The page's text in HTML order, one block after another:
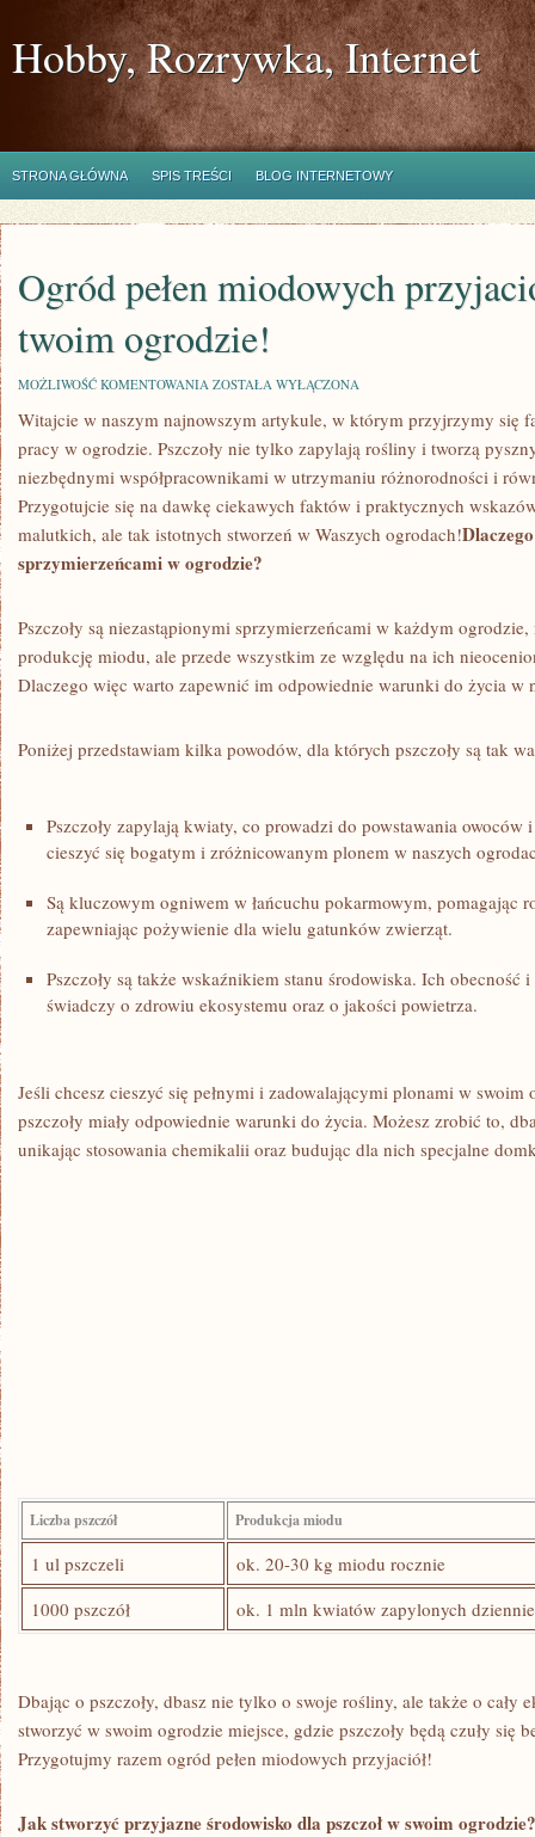
Hobby, Rozrywka, Internet
STRONA GŁÓWNA SPIS TREŚCI BLOG INTERNETOWY
Ogród pełen miodowych
twoim ogrodzie!
MOŻLIWOŚĆ KOMENTOWANIA OGRÓD
MIODOWYCH
PRZYJACIÓŁ
–
PSZCZOŁY
TWOIM
OGRODZIE!
ZOSTAŁA WYŁĄCZONA
Witajcie w naszym⁣ najnowszym artykule, w którym ⁢przyjrzymy się
pracy​ w ogrodzie. Pszczoły nie tylko zapylają‌ rośliny‍ i tworzą
niezbędnymi ⁢współpracownikami w utrzymaniu różnorodności i
Przygotujcie się na dawkę ciekawych faktów i praktycznych
malutkich, ale tak ​istotnych stworzeń w Waszych ogrodach!
sprzymierzeńcami ⁣w ogrodzie?
Pszczoły są niezastąpionymi sprzymierzeńcami w każdym
produkcję miodu, ale przede‍ wszystkim ‌ze względu na ⁣ich
Dlaczego więc warto zapewnić im odpowiednie warunki do życia w
Poniżej przedstawiam kilka powodów,‍ dla których pszczoły​ są tak
Pszczoły zapylają kwiaty, co⁢ prowadzi do powstawania
cieszyć⁣ się bogatym i zróżnicowanym ‍plonem w naszych
Są kluczowym ogniwem w łańcuchu pokarmowym, ⁢pomagając
zapewniając pożywienie dla wielu gatunków zwierząt.
Pszczoły są także wskaźnikiem stanu środowiska. Ich obecność
świadczy o zdrowiu⁢ ekosystemu oraz o jakości powietrza.
Jeśli chcesz cieszyć się pełnymi i⁢ zadowalającymi plonami w swoim
pszczoły miały odpowiednie warunki do życia. Możesz zrobić to,
unikając stosowania chemikalii​ oraz ⁢budując dla nich specjalne
Liczba pszczół Produkcja miodu
1 ul pszczeli
ok. 20-30 kg miodu rocznie
1000 pszczół
ok. 1 mln kwiatów zapylonych dziennie
Dbając ⁢o pszczoły, dbasz nie tylko o swoje rośliny, ale także o cały
stworzyć w swoim‍ ogrodzie miejsce, gdzie pszczoły będą czuły się
Przygotujmy razem ogród⁣ pełen miodowych przyjaciół!
Jak stworzyć przyjazne środowisko‌ dla pszczoł w swoim ogrodzie?